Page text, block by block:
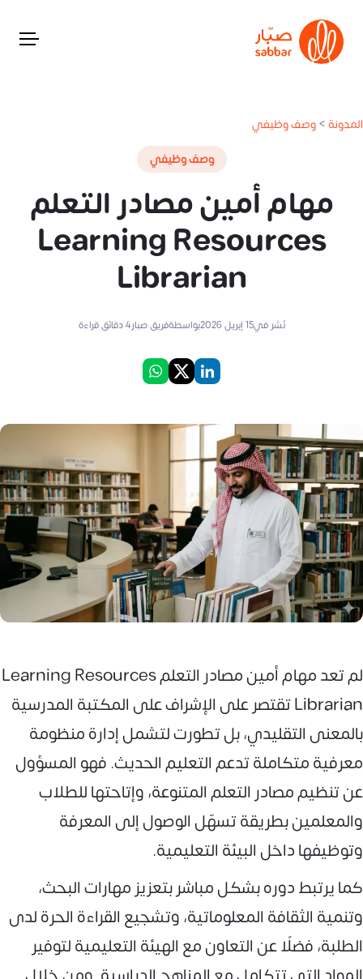
المدونة>وصف وظيفي
وصف وظيفي
مهام أمين مصادر التعلم
Learning Resources
Librarian
نُشر في15 إبريل 2026 بواسطةفريق صبار4دقائق قراءة
لم تعد مهام أمين مصادر التعلم Learning Resources
Librarian تقتصر على الإشراف على المكتبة المدرسية
بالمعنى التقليدي، بل تطورت لتشمل إدارة منظومة
معرفية متكاملة تدعم التعليم الحديث. فهو المسؤول
عن تنظيم مصادر التعلم المتنوعة، وإتاحتها للطلاب
والمعلمين بطريقة تسهّل الوصول إلى المعرفة
وتوظيفها داخل البيئة التعليمية.
كما يرتبط دوره بشكل مباشر بتعزيز مهارات البحث،
وتنمية الثقافة المعلوماتية، وتشجيع القراءة الحرة لدى
الطلبة، فضلًا عن التعاون مع الهيئة التعليمية لتوفير